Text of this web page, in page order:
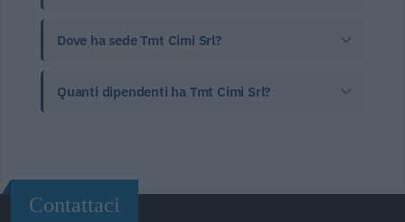
Dove ha sede Tmt Cimi Srl?
Quanti dipendenti ha Tmt Cimi Srl?
Contattaci